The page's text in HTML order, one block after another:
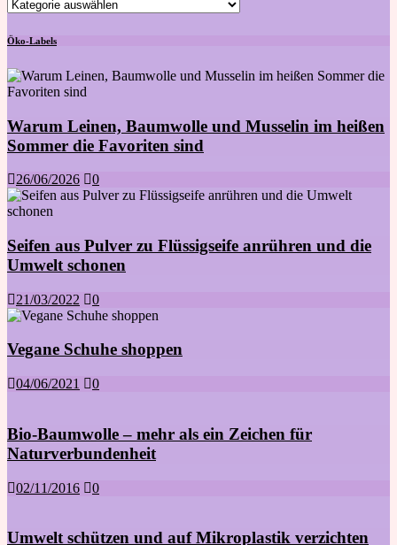
Kategorien
Öko-Labels
Warum Leinen, Baumwolle und Musselin im heißen
Sommer die Favoriten sind
26/06/2026 0
Seifen aus Pulver zu Flüssigseife anrühren und die
Umwelt schonen
21/03/2022 0
Vegane Schuhe shoppen
04/06/2021 0
Bio-Baumwolle – mehr als ein Zeichen für
Naturverbundenheit
02/11/2016 0
Umwelt schützen und auf Mikroplastik verzichten